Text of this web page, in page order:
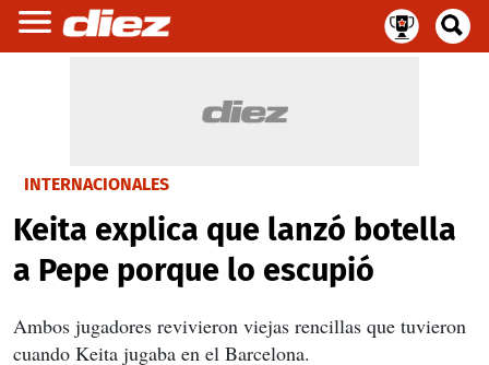
INTERNACIONALES
Keita explica que lanzó botella
a Pepe porque lo escupió
Ambos jugadores revivieron viejas rencillas que tuvieron
cuando Keita jugaba en el Barcelona.